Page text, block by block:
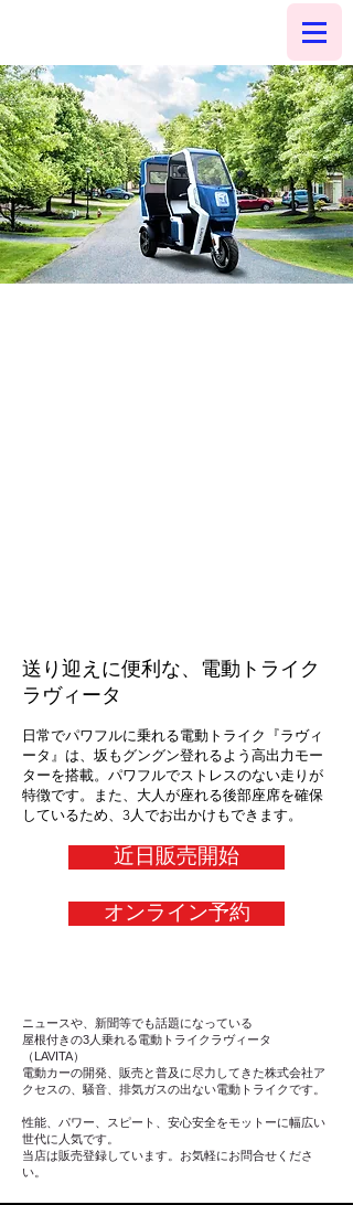
送り迎えに便利な、電動トライク
ラヴィータ
日常でパワフルに乗れる電動トライク『ラヴィ
ータ』は、坂もグングン登れるよう高出力モー
ターを搭載。パワフルでストレスのない走りが
特徴です。また、大人が座れる後部座席を確保
しているため、3人でお出かけもできます。
近日販売開始
オンライン予約
ニュースや、新聞等でも話題になっている
屋根付きの3人乗れる電動トライクラヴィータ
（LAVITA）
電動カーの開発、販売と普及に尽力してきた株式会社ア
クセスの、騒音、排気ガスの出ない電動トライクです。
性能、パワー、スピート、安心安全をモットーに幅広い
世代に人気です。
当店は販売登録しています。お気軽にお問合せくださ
い。